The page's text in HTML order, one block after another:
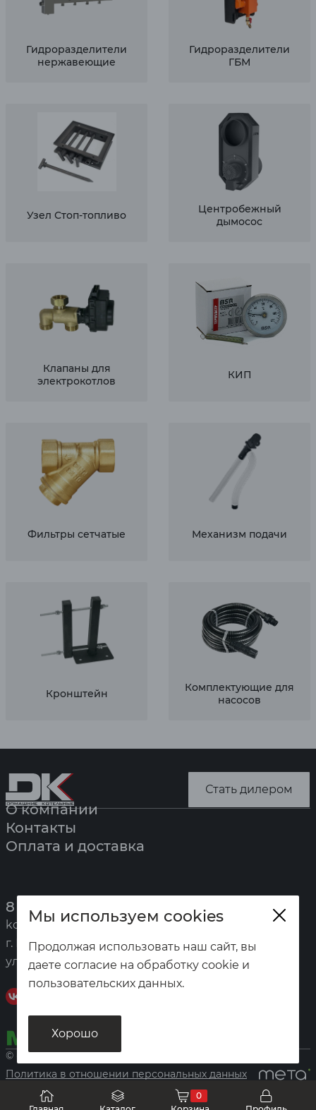
0
Гидроразделители
нержавеющие
Гидроразделители
ГБМ
Узел Стоп-топливо
Центробежный
дымосос
Клапаны для
электрокотлов
КИП
Фильтры сетчатые Механизм подачи
Кронштейн
Комплектующие для
насосов
Стать дилером
О компании
Контакты
Оплата и доставка
8 (391) 247-7777
kotel@zota.ru
г. Красноярск,
ул. Калинина, 53а
© «Домашние котельные», 2026
Политика в отношении персональных данных
Мы используем cookies
Продолжая использовать наш сайт, вы
даете согласие на обработку cookie и
пользовательских данных.
Хорошо